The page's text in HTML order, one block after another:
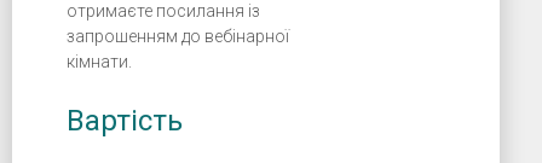
Вартість
отримаєте посилання із
запрошенням до вебінарної
кімнати.